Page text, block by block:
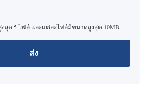
สุด 5 ไฟล์ และแต่ละไฟล์มีขนาดสูงสุด 10MB
ส่ง